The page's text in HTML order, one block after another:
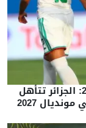
كرة القدم/كاس إفريقيا للأمم سيدات 2026: الجزائر تتأهل
2027